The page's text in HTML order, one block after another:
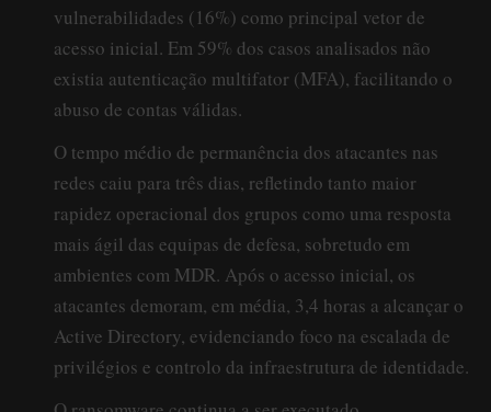
vulnerabilidades (16%) como principal vetor de
acesso inicial. Em 59% dos casos analisados não
existia autenticação multifator (MFA), facilitando o
abuso de contas válidas.
O tempo médio de permanência dos atacantes nas
redes caiu para três dias, refletindo tanto maior
rapidez operacional dos grupos como uma resposta
mais ágil das equipas de defesa, sobretudo em
ambientes com MDR. Após o acesso inicial, os
atacantes demoram, em média, 3,4 horas a alcançar o
Active Directory, evidenciando foco na escalada de
privilégios e controlo da infraestrutura de identidade.